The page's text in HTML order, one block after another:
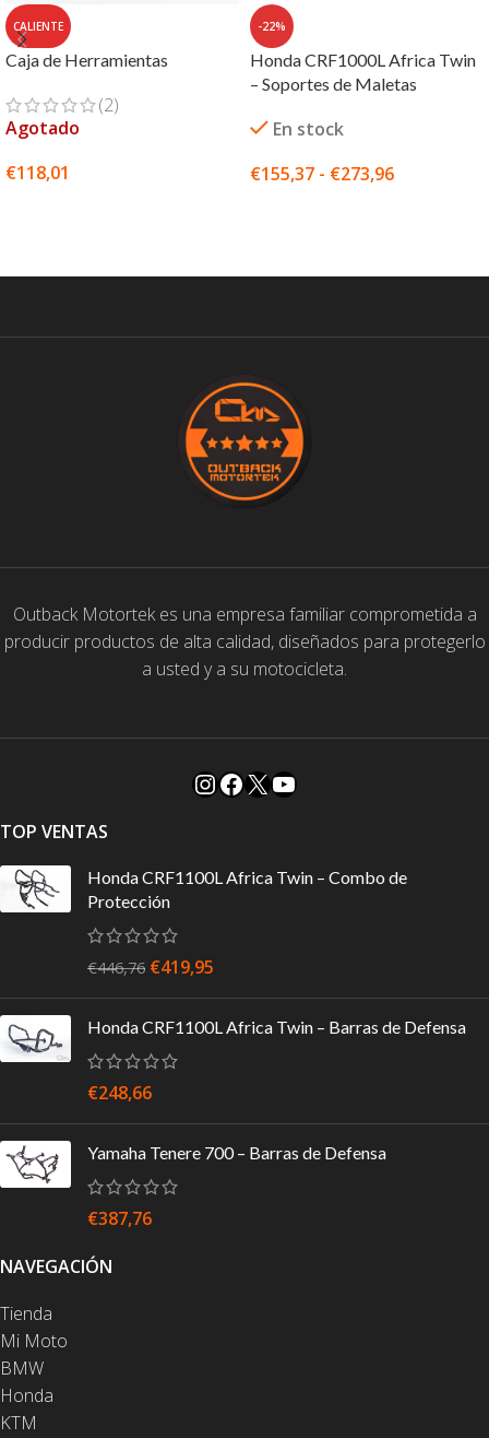
CALIENTE
Caja de Herramientas
(2)
Agotado
€118,01
-22%
Honda CRF1000L Africa Twin
– Soportes de Maletas
En stock
€155,37 - €273,96
Outback Motortek es una empresa familiar comprometida a
producir productos de alta calidad, diseñados para protegerlo
a usted y a su motocicleta.
TOP VENTAS
Honda CRF1100L Africa Twin – Combo de
Protección
€446,76 €419,95
Honda CRF1100L Africa Twin – Barras de Defensa
€248,66
Yamaha Tenere 700 – Barras de Defensa
€387,76
NAVEGACIÓN
Tienda
Mi Moto
BMW
Honda
KTM